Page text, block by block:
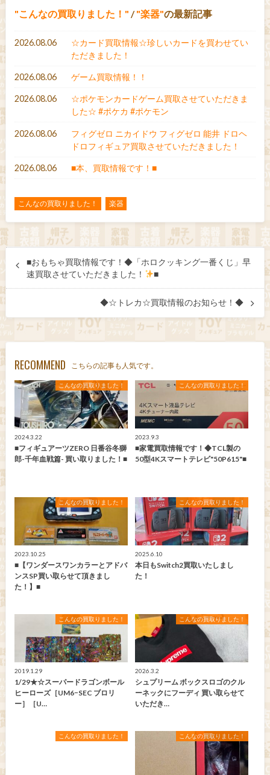
こんなの買取りました！ / 楽器 の最新記事
2026.08.06
☆カード買取情報☆珍しいカードを買わせてい
ただきました！
2026.08.06 ゲーム買取情報！！
2026.08.06
☆ポケモンカードゲーム買取させていただきま
した☆ #ポケカ #ポケモン
2026.08.06
フィグゼロ ニカイドウ フィグゼロ 能井 ドロヘ
ドロフィギュア買取させていただきました！
2026.08.06 ■本、買取情報です！■
こんなの買取りました！ 楽器
■おもちゃ買取情報です！◆「ホロクッキング一番くじ」早
速買取させていただきました！
■
◆☆トレカ☆買取情報のお知らせ！◆
RECOMMEND こちらの記事も人気です。
こんなの買取りました！
2024.3.22
■フィギュアーツZERO 日番谷冬獅
郎-千年血戦篇- 買い取りました！■
こんなの買取りました！
2023.9.3
■家電買取情報です！◆TCL製の
50型4Kスマートテレビ"50P615"■
こんなの買取りました！
2023.10.25
■【ワンダースワンカラーとアドバ
ンスSP買い取らせて頂きまし
た！】■
こんなの買取りました！
2025.6.10
本日もSwitch2買取いたしまし
た！
こんなの買取りました！
2019.1.29
1/29★☆スーパードラゴンボール
ヒーローズ［UM6−SEC ブロリ
ー］［U…
こんなの買取りました！
2026.3.2
シュプリーム ボックスロゴのクル
ーネックにフーディ 買い取らせて
いただき…
こんなの買取りました！ こんなの買取りました！